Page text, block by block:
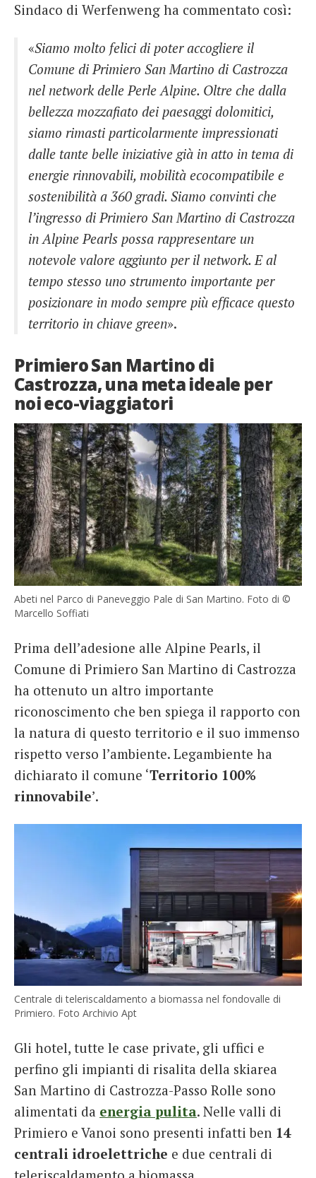
Sindaco di Werfenweng ha commentato così:
«Siamo molto felici di poter accogliere il
Comune di Primiero San Martino di Castrozza
nel network delle Perle Alpine. Oltre che dalla
bellezza mozzafiato dei paesaggi dolomitici,
siamo rimasti particolarmente impressionati
dalle tante belle iniziative già in atto in tema di
energie rinnovabili, mobilità ecocompatibile e
sostenibilità a 360 gradi. Siamo convinti che
l’ingresso di Primiero San Martino di Castrozza
in Alpine Pearls possa rappresentare un
notevole valore aggiunto per il network. E al
tempo stesso uno strumento importante per
posizionare in modo sempre più efficace questo
territorio in chiave green».
Primiero San Martino di
Castrozza, una meta ideale per
noi eco-viaggiatori
Abeti nel Parco di Paneveggio Pale di San Martino. Foto di ©
Marcello Soffiati
Prima dell’adesione alle Alpine Pearls, il
Comune di Primiero San Martino di Castrozza
ha ottenuto un altro importante
riconoscimento che ben spiega il rapporto con
la natura di questo territorio e il suo immenso
rispetto verso l’ambiente. Legambiente ha
dichiarato il comune ‘Territorio 100%
rinnovabile’.
Centrale di teleriscaldamento a biomassa nel fondovalle di
Primiero. Foto Archivio Apt
Gli hotel, tutte le case private, gli uffici e
perfino gli impianti di risalita della skiarea
San Martino di Castrozza-Passo Rolle sono
alimentati da energia pulita. Nelle valli di
Primiero e Vanoi sono presenti infatti ben 14
centrali idroelettriche e due centrali di